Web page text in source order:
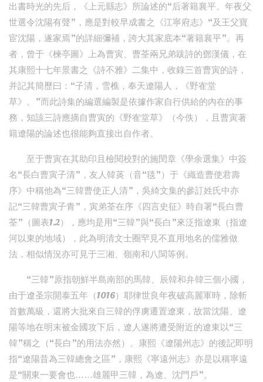
出書時光的先后，《上元縣志》所論述的“后著籍襄平。年夜父
世選令沈陽有聲”，應是對較早成書之《江寧府志》“及王父寶
宦沈陽，遂家焉”的詳細彌補，誇大其家底本“著籍襄平”。再
者，曾于《楝亭圖》上為曹寅、曹荃兩兄弟跋詩的鄧漢儀，在
其康熙十七年景書之《詩不雅》二集中，收錄三首曹寅的詩，
并記其簡歷曰：“子清，雪樵，奉天遼陽人，《野隺堂
草》。”而此詩集的編選編製是依據作家自行供給的內在的事
務，知該三詩應摘自曹寅的《野隺堂草》（今佚），且曹寅著
籍遼陽的論述也很能夠直接出自作者。
至于曹寅在其助印且檢閱校對的施閏章《學余選集》中簽
名“長白曹寅子清”，友人韓菼（音“毯”）于《織造曹使君壽
序》中稱他為“三韓曹使正人清”，吳綺文集的參訂姓氏中亦
記“三韓曹寅子青”，寅弟荃在序《四言史征》時自署“長白曹
荃”（圖表1.2），應均是用“三韓”與“長白”來泛指遼東（指遼
河以東的地域），此為明清文士圈罕見不直用地名的儒雅做
法，相似情況亦可見于三湘、嶺南和八閩等例。
“三韓”原指朝鮮半島南部的馬韓、辰韓和弁韓三個小國，
由于遼圣宗開泰五年（1016）耶律世良年夜破高麗軍時，除斬
首數萬級，還將大批來自三韓的俘虜遷置遼東，故當沈陽、遼
陽等地在明末被金國攻下后，遼人遂將遭受附近的遼東以“三
韓”稱之（“長白”的用法亦然）。康熙《遼陽州志》的後記即明
指“遼陽昔為三韓總會之區”，康熙《寧遠州志》亦是以稱寧遠
是“關東一要會也……雄麗甲三韓，為遼、沈門戶”。